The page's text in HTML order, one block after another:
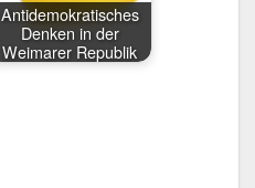
Antidemokratisches
Denken in der
Weimarer Republik